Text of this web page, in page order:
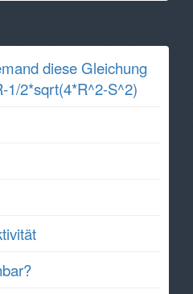
diese Gleichung
1/2*sqrt(4*R^2-S^2)